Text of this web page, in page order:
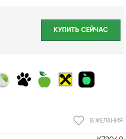
КУПИТЬ CЕЙЧАС
В ЖЕЛАНИЯ